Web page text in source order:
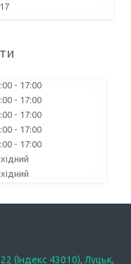
17:00
17:00
17:00
17:00
17:00
(Індекс 43010), Луцьк,